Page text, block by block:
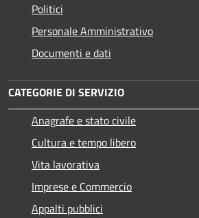
Politici
Personale Amministrativo
Documenti e dati
CATEGORIE DI SERVIZIO
Anagrafe e stato civile
Cultura e tempo libero
Vita lavorativa
Imprese e Commercio
Appalti pubblici